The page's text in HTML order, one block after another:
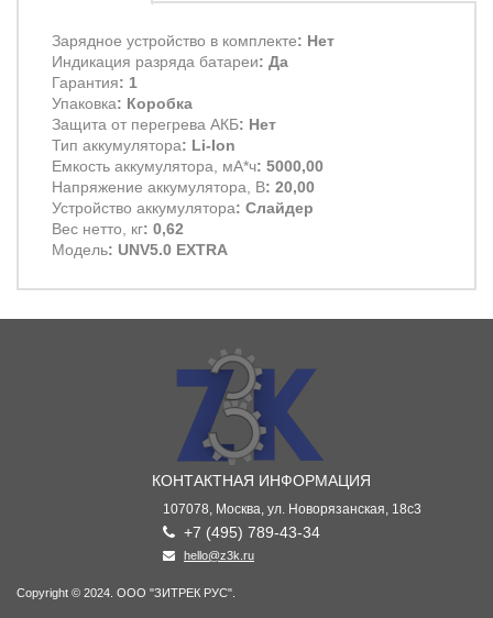
Зарядное устройство в комплекте: Нет
Индикация разряда батареи: Да
Гарантия: 1
Упаковка: Коробка
Защита от перегрева АКБ: Нет
Тип аккумулятора: Li-Ion
Емкость аккумулятора, мА*ч: 5000,00
Напряжение аккумулятора, В: 20,00
Устройство аккумулятора: Слайдер
Вес нетто, кг: 0,62
Модель: UNV5.0 EXTRA
КОНТАКТНАЯ ИНФОРМАЦИЯ
107078, Москва, ул. Новорязанская, 18с3
+7 (495) 789-43-34
hello@z3k.ru
Copyright © 2024. ООО "ЗИТРЕК РУС".